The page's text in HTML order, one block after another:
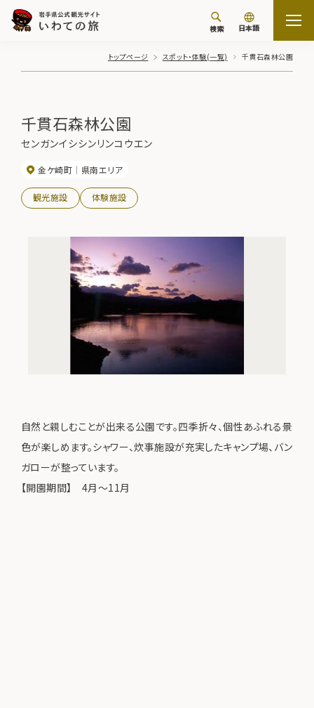
検索 日本語
トップページ スポット・体験(一覧) 千貫石森林公園
千貫石森林公園
センガンイシシンリンコウエン
金ケ崎町 県南エリア
観光施設 体験施設
自然と親しむことが出来る公園です。四季折々、個性あふれる景
色が楽しめます。シャワー、炊事施設が充実したキャンプ場、バン
ガローが整っています。
【開園期間】 4月～11月